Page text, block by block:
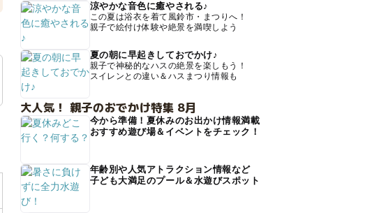
涼やかな音色に癒やされる♪
この夏は浴衣を着て風鈴市・まつりへ！
親子で絵付け体験や絶景を満喫しよう
夏の朝に早起きしておでかけ♪
親子で神秘的なハスの絶景を楽しもう！
スイレンとの違い＆ハスまつり情報も
大人気！ 親子のおでかけ特集 8月
今から準備！夏休みのお出かけ情報満載
おすすめ遊び場＆イベントをチェック！
年齢別や人気アトラクション情報など
子ども大満足のプール＆水遊びスポット